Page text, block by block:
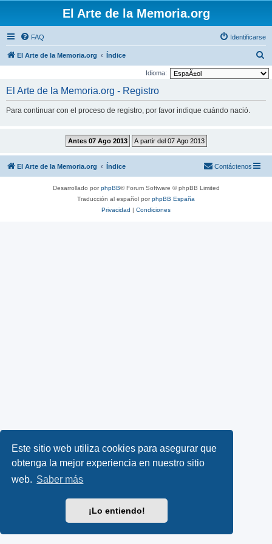
Este sitio web utiliza cookies para asegurar que
obtenga la mejor experiencia en nuestro sitio
web. Saber más
¡Lo entiendo!
El Arte de la Memoria.org
FAQ Identificarse
El Arte de la Memoria.org Índice
u
Idioma:
El Arte de la Memoria.org - Registro
Para continuar con el proceso de registro, por favor indique cuándo nació.
El Arte de la Memoria.org Índice Contáctenos
Desarrollado porphpBB® Forum Software © phpBB Limited
Traducción al español porphpBB España
Privacidad | Condiciones